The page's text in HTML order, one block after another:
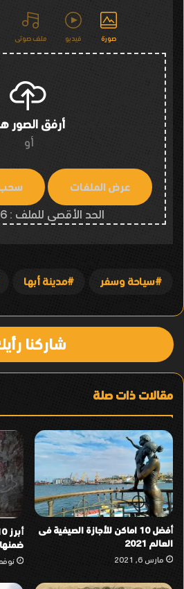
صورة فيديو ملف صوتى
أرفق الصور
أو
الحد الأقصى للملف : 6 ميغابايت.
سياحة وسفر مدينة أبها
شاركنا
مقالات ذات صلة
أفضل 10 اماكن للأجازة الصيفية فى
العالم 2021
مارس 6, 2021 نوفمبر